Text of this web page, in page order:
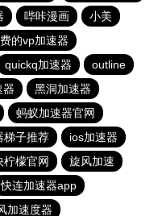
哔咔漫画
小美
的vp加速器
quickq加速器
outline
器
黑洞加速器
蚂蚁加速器官网
梯子推荐
ios加速器
柠檬官网
旋风加速
快连加速器app
加速度器